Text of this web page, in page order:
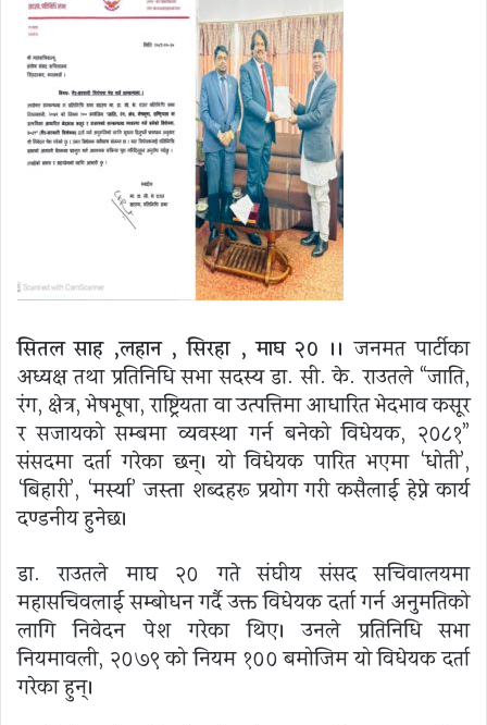
सितल साह ,लहान , सिरहा , माघ २० ।। जनमत पार्टीका
अध्यक्ष तथा प्रतिनिधि सभा सदस्य डा. सी. के. राउतले “जाति,
रंग, क्षेत्र, भेषभूषा, राष्ट्रियता वा उत्पत्तिमा आधारित भेदभाव कसूर
र सजायको सम्बन्धमा व्यवस्था गर्न बनेको विधेयक, २०८१”
संसदमा दर्ता गरेका छन्। यो विधेयक पारित भएमा ‘धोती’,
‘बिहारी’, ‘मर्स्या’ जस्ता शब्दहरू प्रयोग गरी कसैलाई हेप्ने कार्य
दण्डनीय हुनेछ।
डा. राउतले माघ २० गते संघीय संसद सचिवालयमा
महासचिवलाई सम्बोधन गर्दै उक्त विधेयक दर्ता गर्न अनुमतिको
लागि निवेदन पेश गरेका थिए। उनले प्रतिनिधि सभा
नियमावली, २०७९ को नियम १०० बमोजिम यो विधेयक दर्ता
गरेका हुन्।